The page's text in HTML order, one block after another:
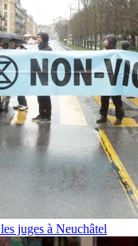
juges à Neuchâtel